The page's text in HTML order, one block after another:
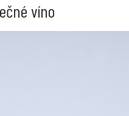
víno